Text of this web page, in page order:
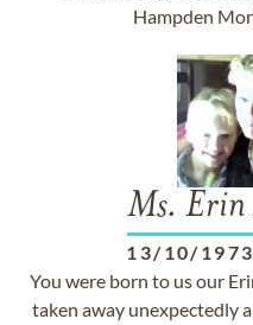
Hampden
Ms. Erin
13/10/1973
You were born to us our
taken away unexpectedly